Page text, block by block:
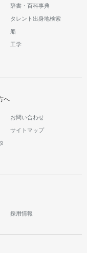
辞書・百科事典
タレント出身地検索
船
工学
へ
お問い合わせ
サイトマップ
採用情報